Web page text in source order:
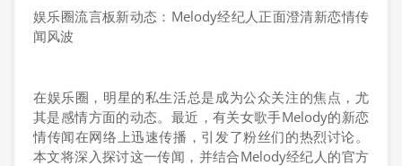
娱乐圈流言板新动态：Melody经纪人正面澄清新恋情传
闻风波
在娱乐圈，明星的私生活总是成为公众关注的焦点，尤
其是感情方面的动态。最近，有关女歌手Melody的新恋
情传闻在网络上迅速传播，引发了粉丝们的热烈讨论。
本文将深入探讨这一传闻，并结合Melody经纪人的官方